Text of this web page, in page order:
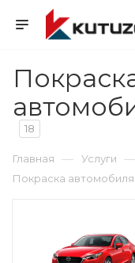
18
Главная — Услуги —
Покраска